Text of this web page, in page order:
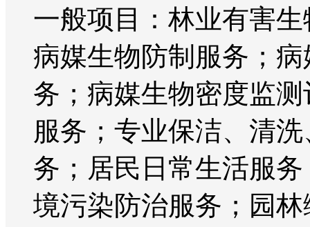
一般项目：林业有害
病媒生物防制服务；
务；病媒生物密度监
服务；专业保洁、清
务；居民日常生活服
境污染防治服务；园